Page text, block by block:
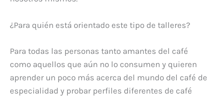
¿Para quién está orientado este tipo de talleres?
Para todas las personas tanto amantes del café
como aquellos que aún no lo consumen y quieren
aprender un poco más acerca del mundo del café de
especialidad y probar perfiles diferentes de café